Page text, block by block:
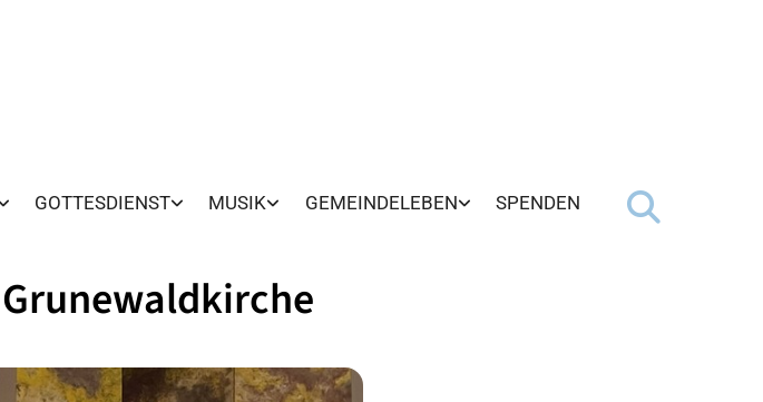
GOTTESDIENST MUSIK GEMEINDELEBEN SPENDEN